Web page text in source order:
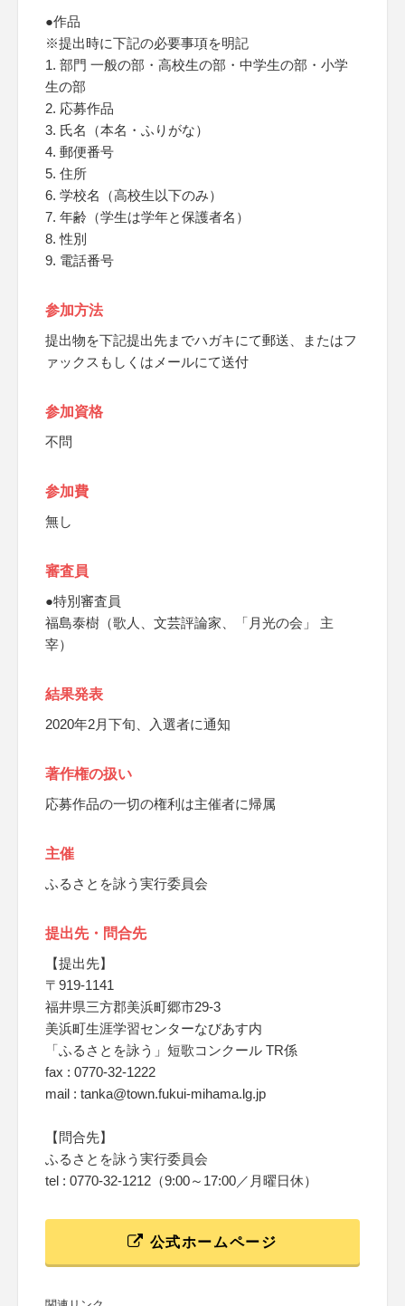
●作品
※提出時に下記の必要事項を明記
1. 部門 一般の部・高校生の部・中学生の部・小学
生の部
2. 応募作品
3. 氏名（本名・ふりがな）
4. 郵便番号
5. 住所
6. 学校名（高校生以下のみ）
7. 年齢（学生は学年と保護者名）
8. 性別
9. 電話番号
参加方法
提出物を下記提出先までハガキにて郵送、またはフ
ァックスもしくはメールにて送付
参加資格
不問
参加費
無し
審査員
●特別審査員
福島泰樹（歌人、文芸評論家、「月光の会」 主
宰）
結果発表
2020年2月下旬、入選者に通知
著作権の扱い
応募作品の一切の権利は主催者に帰属
主催
ふるさとを詠う実行委員会
提出先・問合先
【提出先】
〒919-1141
福井県三方郡美浜町郷市29-3
美浜町生涯学習センターなびあす内
「ふるさとを詠う」短歌コンクール TR係
fax : 0770-32-1222
mail : tanka@town.fukui-mihama.lg.jp
【問合先】
ふるさとを詠う実行委員会
tel : 0770-32-1212（9:00～17:00／月曜日休）
公式ホームページ